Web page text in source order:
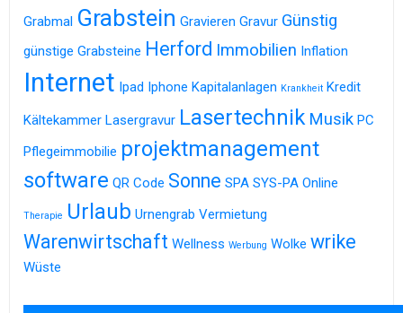
Grabmal Grabstein Gravieren Gravur Günstig
günstige Grabsteine Herford Immobilien Inflation
Internet Ipad Iphone Kapitalanlagen Krankheit Kredit
Kältekammer Lasergravur Lasertechnik Musik PC
Pflegeimmobilie projektmanagement
software QR Code Sonne SPA SYS-PA Online
Therapie Urlaub Urnengrab Vermietung
Warenwirtschaft Wellness Werbung Wolke wrike
Wüste